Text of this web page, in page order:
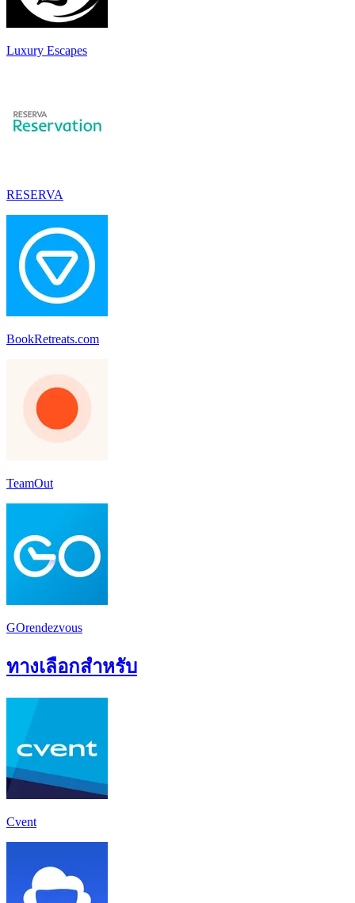
Luxury Escapes
RESERVA
BookRetreats.com
TeamOut
GOrendezvous
ทางเลือกสำหรับ
Cvent